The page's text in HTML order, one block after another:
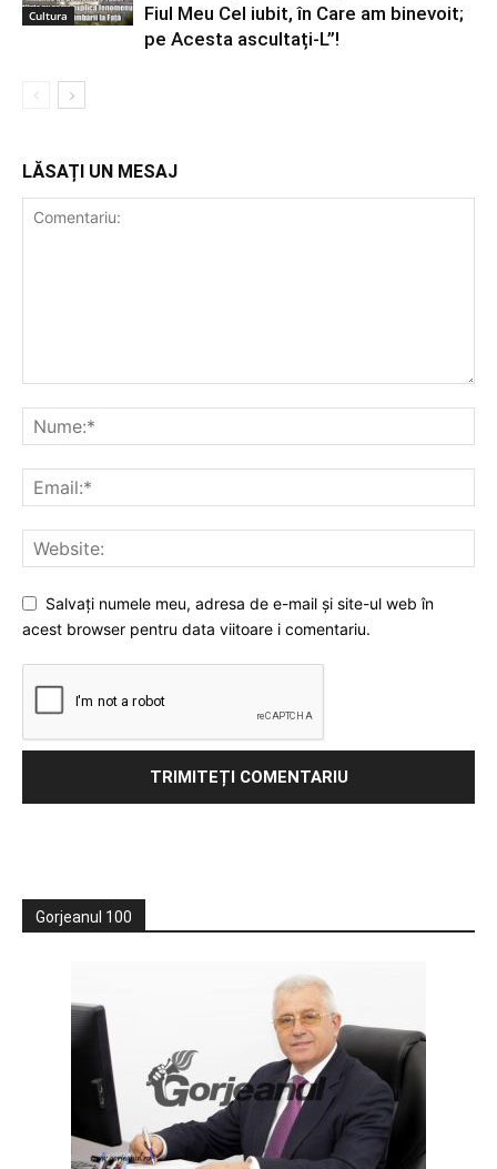
Cultura
Fiul Meu Cel iubit, în Care am binevoit;
pe Acesta ascultați-L”!
LĂSAȚI UN MESAJ
Salvați numele meu, adresa de e-mail și site-ul web în
acest browser pentru data viitoare i comentariu.
Gorjeanul 100